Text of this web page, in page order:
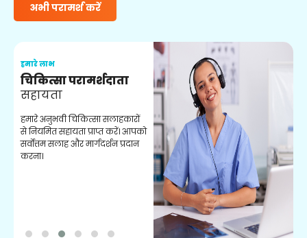
अभी परामर्श करें
हमारे लाभ
चिकित्सा परामर्शदाता
सहायता
हमारे अनुभवी चिकित्सा सलाहकारों
से नियमित सहायता प्राप्त करें। आपको
सर्वोत्तम सलाह और मार्गदर्शन प्रदान
करना।